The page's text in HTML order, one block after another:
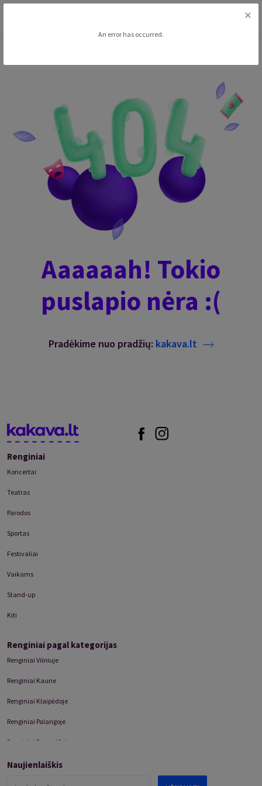
Aaaaaah! Tokio
puslapio nėra :(
Pradėkime nuo pradžių: kakava.lt
Renginiai
Koncertai
Teatras
Parodos
Sportas
Festivaliai
Vaikams
Stand-up
Kiti
Renginiai pagal kategorijas
Renginiai Vilniuje
Renginiai Kaune
Renginiai Klaipėdoje
Renginiai Palangoje
Renginiai Panevėžyje
Domino Teatro Spektakliai
Naujienlaiškis
×
An error has occurred.